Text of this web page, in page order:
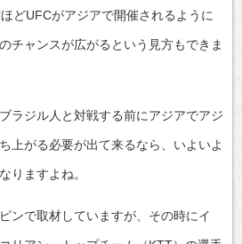
どUFCがアジアで開催されるように
チャンスが広がるという見方もできま
ラジル人と対戦する前にアジアでアジ
上がる必要が出て来るなら、いよいよ
りますよね。
ンで取材していますが、その時にイ